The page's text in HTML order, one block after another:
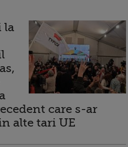
la
care s-ar
alte tari UE